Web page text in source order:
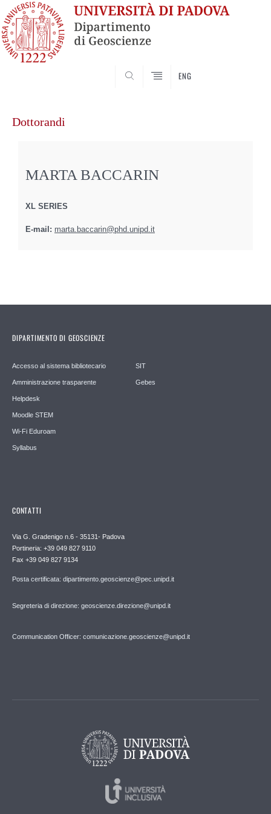
ENG
contenuto
Dottorandi
MARTA BACCARIN
XL SERIES
E-mail: marta.baccarin@phd.unipd.it
DIPARTIMENTO DI GEOSCIENZE
Accesso al sistema bibliotecario
Amministrazione trasparente
Helpdesk
Moodle STEM
Wi-Fi Eduroam
Syllabus
SIT
Gebes
CONTATTI
Via G. Gradenigo n.6 - 35131- Padova
Portineria: +39 049 827 9110
Fax +39 049 827 9134
Posta certificata: dipartimento.geoscienze@pec.unipd.it
Segreteria di direzione: geoscienze.direzione@unipd.it
Communication Officer: comunicazione.geoscienze@unipd.it